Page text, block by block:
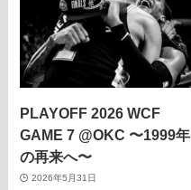
PLAYOFF 2026 WCF
GAME 7 @OKC 〜1999年
の再来へ〜
2026年5月31日